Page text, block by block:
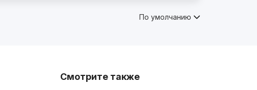
По умолчанию
Смотрите также